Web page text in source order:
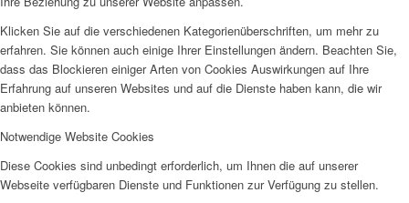
Klicken Sie auf die verschiedenen Kategorienüberschriften, um mehr zu
erfahren. Sie können auch einige Ihrer Einstellungen ändern. Beachten Sie,
dass das Blockieren einiger Arten von Cookies Auswirkungen auf Ihre
Erfahrung auf unseren Websites und auf die Dienste haben kann, die wir
anbieten können.
Notwendige Website Cookies
Diese Cookies sind unbedingt erforderlich, um Ihnen die auf unserer
Webseite verfügbaren Dienste und Funktionen zur Verfügung zu stellen.